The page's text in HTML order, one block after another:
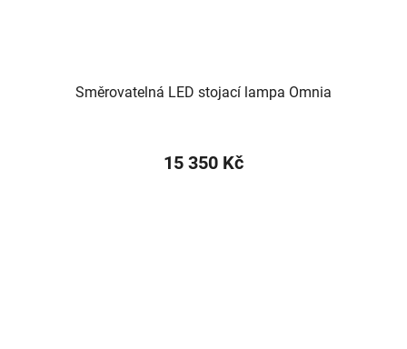
Směrovatelná LED stojací lampa Omnia
15 350 Kč